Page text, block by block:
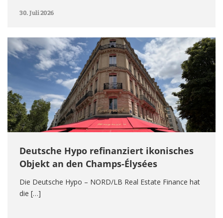
30. Juli 2026
Deutsche Hypo refinanziert ikonisches
Objekt an den Champs-Élysées
Die Deutsche Hypo – NORD/LB Real Estate Finance hat
die […]